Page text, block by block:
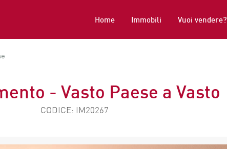
Home Immobili Vuoi vendere?
- Vasto Paese a Vasto
CODICE: IM20267